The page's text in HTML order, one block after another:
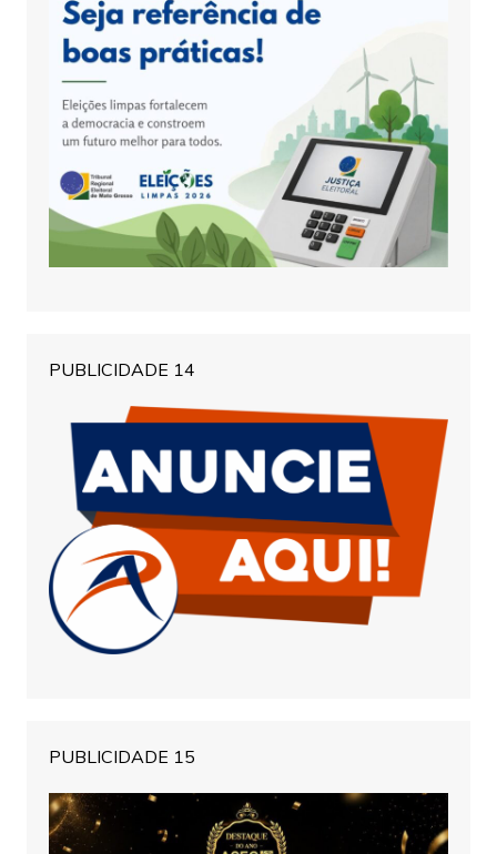
PUBLICIDADE 14
PUBLICIDADE 15